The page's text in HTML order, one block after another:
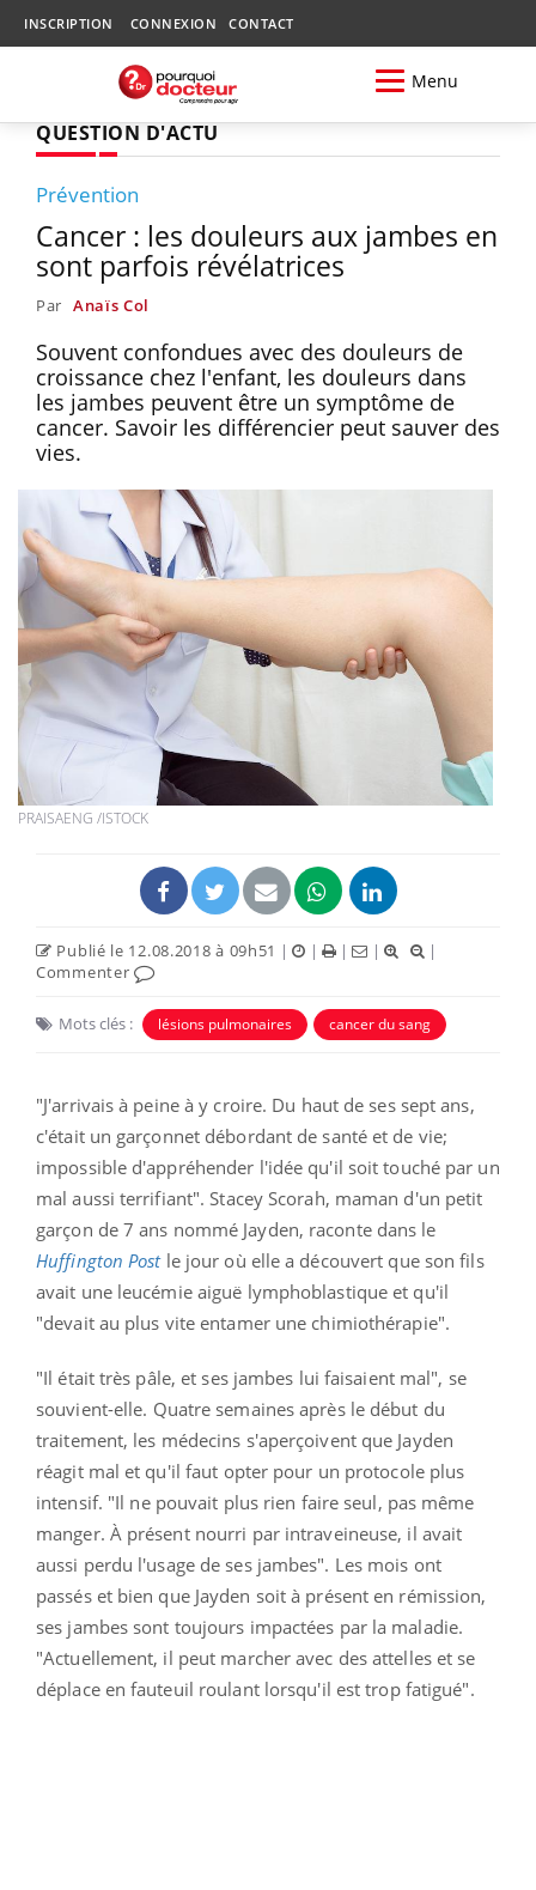
INSCRIPTION CONNEXION CONTACT
Menu
QUESTION D'ACTU
Prévention
Cancer : les douleurs aux jambes en
sont parfois révélatrices
Par Anaïs Col
Souvent confondues avec des douleurs de
croissance chez l'enfant, les douleurs dans
les jambes peuvent être un symptôme de
cancer. Savoir les différencier peut sauver des
vies.
PRAISAENG /ISTOCK
Publié le 12.08.2018 à 09h51 | | | |
|
Commenter
Mots clés : lésions pulmonaires cancer du sang
"J'arrivais à peine à y croire. Du haut de ses sept ans,
c'était un garçonnet débordant de santé et de vie;
impossible d'appréhender l'idée qu'il soit touché par un
mal aussi terrifiant". Stacey Scorah, maman d'un petit
garçon de 7 ans nommé Jayden, raconte dans le
Huffington Postle jour où elle a découvert que son fils
avait une leucémie aiguë lymphoblastique et qu'il
"devait au plus vite entamer une chimiothérapie".
"Il était très pâle, et ses jambes lui faisaient mal", se
souvient-elle. Quatre semaines après le début du
traitement, les médecins s'aperçoivent que Jayden
réagit mal et qu'il faut opter pour un protocole plus
intensif. "Il ne pouvait plus rien faire seul, pas même
manger. À présent nourri par intraveineuse, il avait
aussi perdu l'usage de ses jambes". Les mois ont
passés et bien que Jayden soit à présent en rémission,
ses jambes sont toujours impactées par la maladie.
"Actuellement, il peut marcher avec des attelles et se
déplace en fauteuil roulant lorsqu'il est trop fatigué".